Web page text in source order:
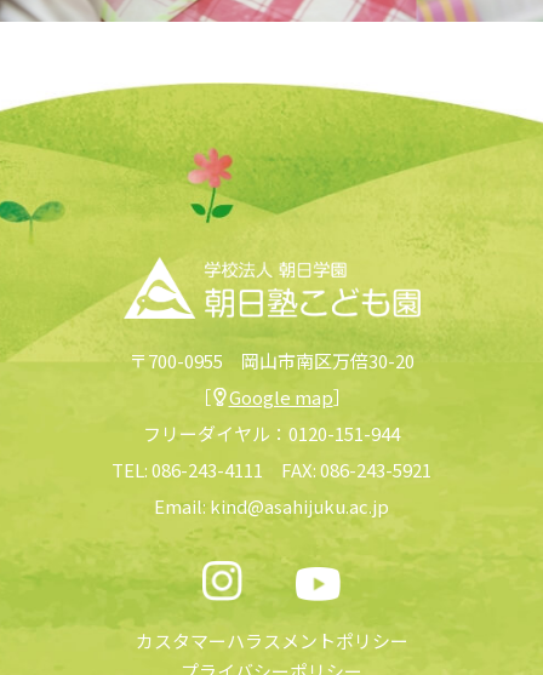
〒700-0955 岡山市南区万倍30-20
［
Google map］
フリーダイヤル： 0120-151-944
TEL:086-243-4111 FAX: 086-243-5921
Email: kind@asahijuku.ac.jp
カスタマーハラスメントポリシー